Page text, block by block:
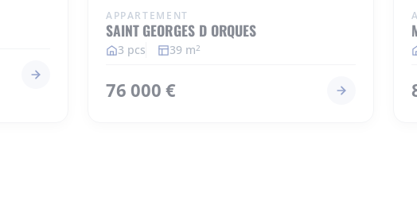
APPARTEMENT
SAINT GEORGES D ORQUES
3 pcs 39 m2
76 000 €